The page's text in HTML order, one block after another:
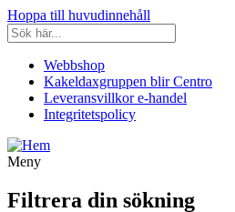
Hoppa till huvudinnehåll
Webbshop
Kakeldaxgruppen blir Centro
Leveransvillkor e-handel
Integritetspolicy
Meny
Filtrera din sökning